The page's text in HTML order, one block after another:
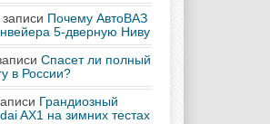
записи Почему АвтоВАЗ
5-дверную Ниву
Спасет ли полный
в России?
Грандиозный
AX1 на зимних тестах